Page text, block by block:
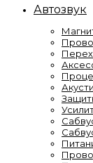
Автозвук